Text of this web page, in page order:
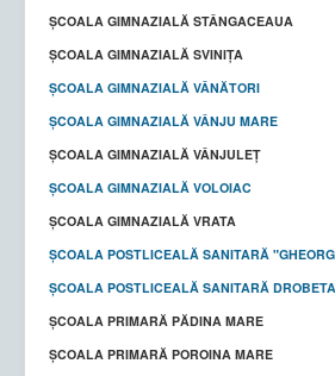
ȘCOALA GIMNAZIALĂ STÂNGACEAUA
ȘCOALA GIMNAZIALĂ SVINIȚA
ȘCOALA GIMNAZIALĂ VÂNĂTORI
ȘCOALA GIMNAZIALĂ VÂNJU MARE
ŞCOALA GIMNAZIALĂ VÂNJULEŢ
ȘCOALA GIMNAZIALĂ VOLOIAC
ȘCOALA GIMNAZIALĂ VRATA
ŞCOALA POSTLICEALĂ SANITARĂ
ȘCOALA POSTLICEALĂ SANITARĂ
ȘCOALA PRIMARĂ PĂDINA MARE
ȘCOALA PRIMARĂ POROINA MARE